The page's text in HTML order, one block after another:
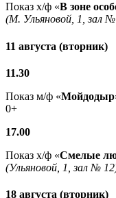
Показ х/ф «В зоне
(М. Ульяновой, 1, зал
11 августа (вторник)
11.30
Показ м/ф «Мойдодыр
0+
17.00
Показ х/ф «Смелые
(Ульяновой, 1, зал №
18 августа (вторник)